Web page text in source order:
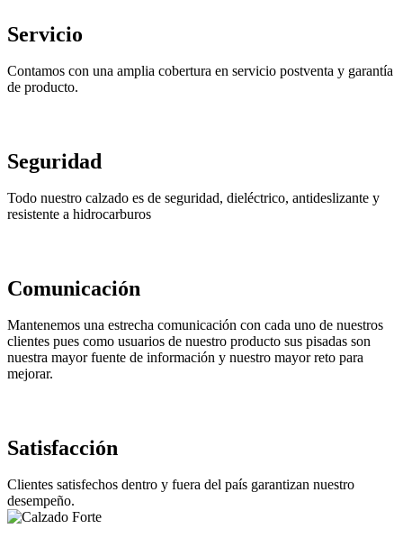
Servicio
Contamos con una amplia cobertura en servicio postventa y garantía
de producto.
Seguridad
Todo nuestro calzado es de seguridad, dieléctrico, antideslizante y
resistente a hidrocarburos
Comunicación
Mantenemos una estrecha comunicación con cada uno de nuestros
clientes pues como usuarios de nuestro producto sus pisadas son
nuestra mayor fuente de información y nuestro mayor reto para
mejorar.
Satisfacción
Clientes satisfechos dentro y fuera del país garantizan nuestro
desempeño.